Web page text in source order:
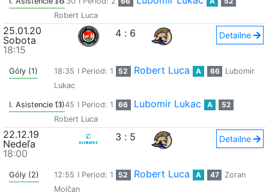
Robert Luca
25.01.20
Sobota
18:15
4 : 6 Detailne
Góly (1) 18:35 I Period: 1 52 Robert Luca A 66
Lubomir
Lukac
I. Asistencie (1)13:45 I Period: 1 66 Lubomir Lukac A
52
Robert Luca
22.12.19
Nedeľa
18:00
3 : 5 Detailne
Góly (2) 12:55 I Period: 1 52 Robert Luca A 47
Zoran
Molčan